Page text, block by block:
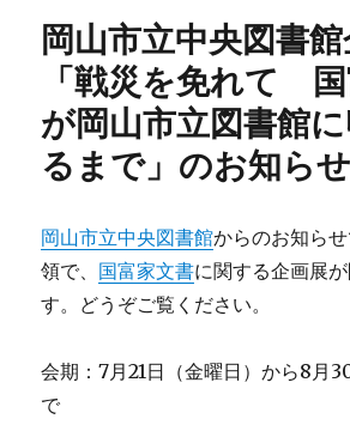
岡山市立中央図書
「戦災を免れて
が岡山市立図書館
るまで」のお知ら
岡山市立中央図書館からのお知ら
領で、 国富家文書に関する企画展
す。どうぞご覧ください。
会期：7月21日（金曜日）から8月
で